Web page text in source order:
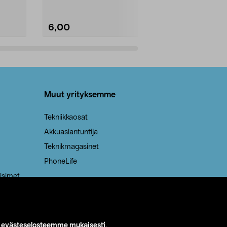
evästeselosteemme mukaisesti.
6,00
Muut yrityksemme
Tekniikkaosat
Akkuasiantuntija
Teknikmagasinet
PhoneLife